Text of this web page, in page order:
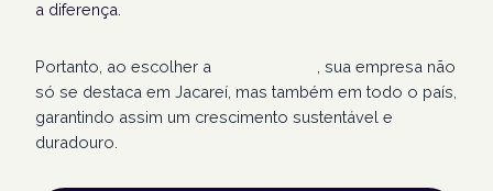
a diferença.
Portanto, ao escolher a
, sua empresa não
só se destaca em Jacareí, mas também em todo o país,
garantindo assim um crescimento sustentável e
duradouro.